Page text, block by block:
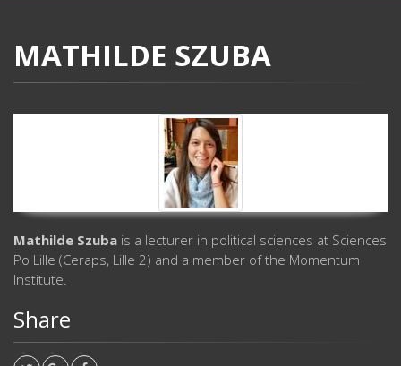
MATHILDE SZUBA
Mathilde Szuba is a lecturer in political sciences at Sciences
Po Lille (Ceraps, Lille 2) and a member of the Momentum
Institute.
Share